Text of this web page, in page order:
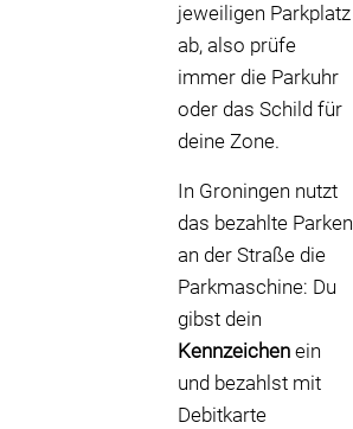
jeweiligen Parkplatz
ab, also prüfe
immer die Parkuhr
oder das Schild für
deine Zone.
In Groningen nutzt
das bezahlte Parken
an der Straße die
Parkmaschine: Du
gibst dein
Kennzeichen ein
und bezahlst mit
Debitkarte